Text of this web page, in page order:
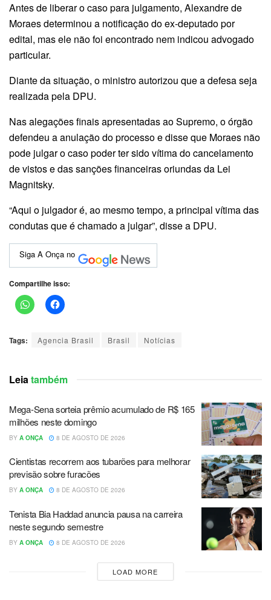
Antes de liberar o caso para julgamento, Alexandre de
Moraes determinou a notificação do ex-deputado por
edital, mas ele não foi encontrado nem indicou advogado
particular.
Diante da situação, o ministro autorizou que a defesa seja
realizada pela DPU.
Nas alegações finais apresentadas ao Supremo, o órgão
defendeu a anulação do processo e disse que Moraes não
pode julgar o caso poder ter sido vítima do cancelamento
de vistos e das sanções financeiras oriundas da Lei
Magnitsky.
“Aqui o julgador é, ao mesmo tempo, a principal vítima das
condutas que é chamado a julgar”, disse a DPU.
Siga A Onça no
Compartilhe isso:
Tags: Agencia Brasil Brasil Notícias
Leiatambém
Mega-Sena sorteia prêmio acumulado de R$ 165
milhões neste domingo
BY A ONÇA 8 DE AGOSTO DE 2026
Cientistas recorrem aos tubarões para melhorar
previsão sobre furacões
BY A ONÇA 8 DE AGOSTO DE 2026
Tenista Bia Haddad anuncia pausa na carreira
neste segundo semestre
BY A ONÇA 8 DE AGOSTO DE 2026
LOAD MORE